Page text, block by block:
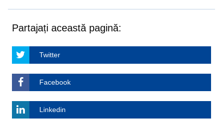
Partajați această pagină:
Twitter
Facebook
Linkedin